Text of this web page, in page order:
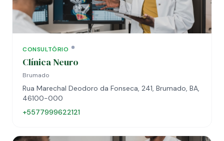
CONSULTÓRIO
Clínica Neuro
Brumado
Rua Marechal Deodoro da Fonseca, 241, Brumado, BA,
46100-000
+5577999622121